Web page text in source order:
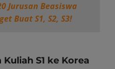
Jurusan Beasiswa
Buat S1, S2, S3!
S1 ke Korea